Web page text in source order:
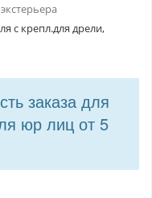
с крепл.для дрели,
заказа для
юр лиц от 5